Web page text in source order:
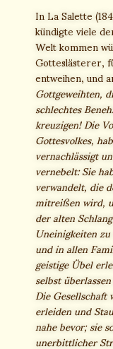
In La Salette
kündigte viele
Welt kommen
Gotteslästerer,
entweihen, und
Gottgeweihten,
schlechtes
kreuzigen! Die
Gottesvolkes,
vernachlässigt
vernebelt: Sie
verwandelt, die
mitreißen wird,
der alten
Uneinigkeiten
und in allen
geistige Übel
selbst
Die
erleiden und
nahe bevor; sie
unerbittlicher